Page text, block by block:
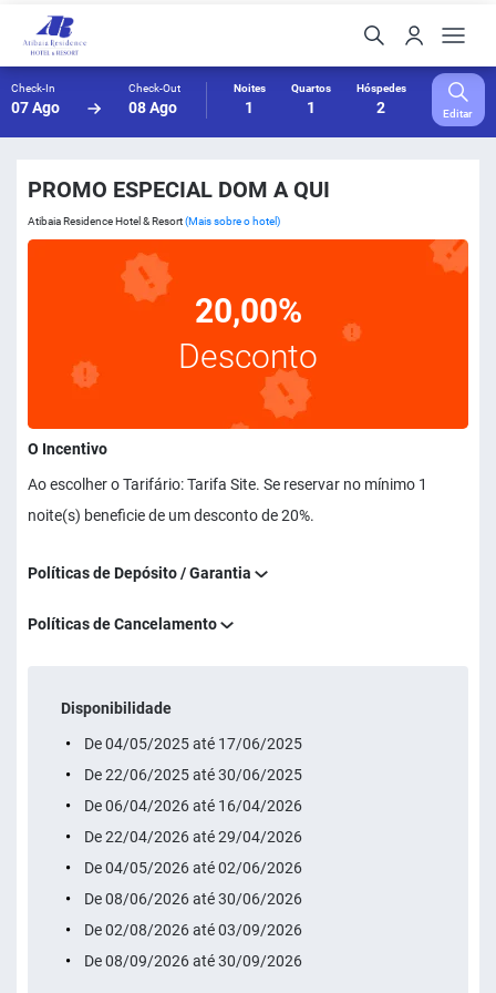
Check-In
07 Ago
Check-Out
08 Ago
Noites
1
Quartos
1
Hóspedes
2 Editar
PROMO ESPECIAL DOM A QUI
Atibaia Residence Hotel & Resort(Mais sobre o hotel)
20,00%
Desconto
O Incentivo
Ao escolher o Tarifário: Tarifa Site. Se reservar no mínimo 1
noite(s) beneficie de um desconto de 20%.
Políticas de Depósito / Garantia
Políticas de Cancelamento
Disponibilidade
De 04/05/2025 até 17/06/2025
De 22/06/2025 até 30/06/2025
De 06/04/2026 até 16/04/2026
De 22/04/2026 até 29/04/2026
De 04/05/2026 até 02/06/2026
De 08/06/2026 até 30/06/2026
De 02/08/2026 até 03/09/2026
De 08/09/2026 até 30/09/2026